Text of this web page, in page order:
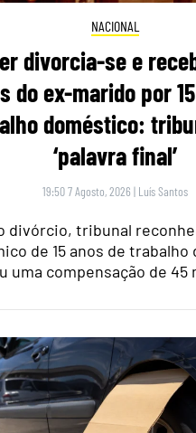
NACIONAL
divorcia-se e
do ex-marido por
doméstico:
‘palavra final’
19:50 7 Agosto, 2026 | Luís Santos
divórcio, tribunal
de 15 anos de
uma compensação de 45